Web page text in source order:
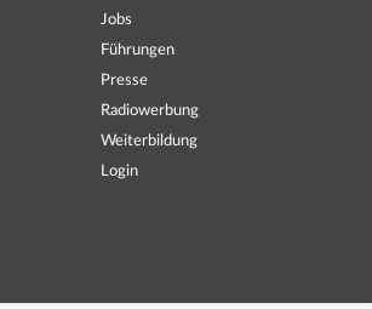
Jobs
Führungen
Presse
Radiowerbung
Weiterbildung
Login